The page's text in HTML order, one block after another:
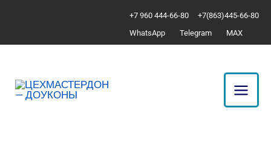
содержимому
+7 960 444-66-80
+7(863)445-66-80
WhatsApp
Telegram MAX
Плавающее
TLDOD1270-